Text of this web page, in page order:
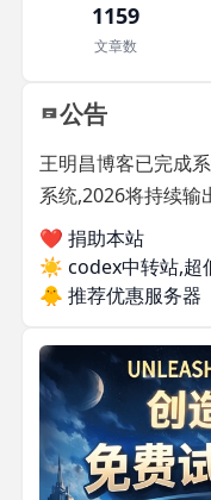
1159
文章数
公告
王明昌博客已完成
系统,2026将持续输
❤️ 捐助本站
☀️ codex中转站,超
🐥 推荐优惠服务器